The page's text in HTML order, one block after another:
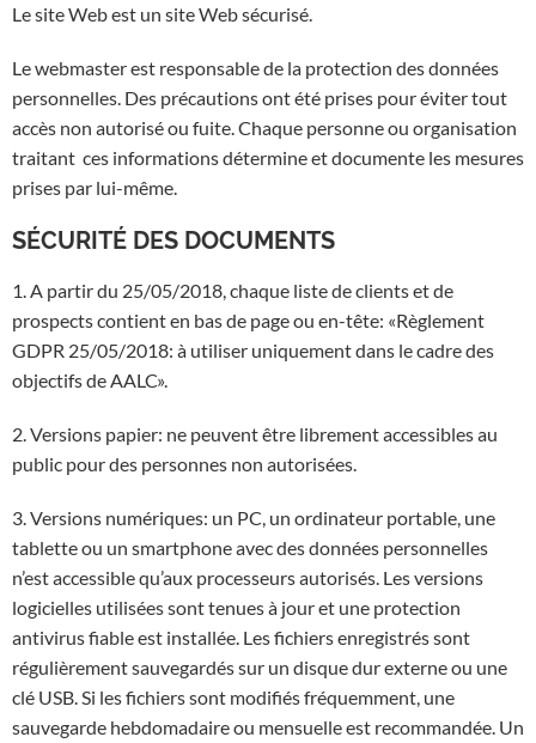
Le site Web est un site Web sécurisé.
Le webmaster est responsable de la protection des données
personnelles. Des précautions ont été prises pour éviter tout
accès non autorisé ou fuite. Chaque personne ou organisation
traitant ces informations détermine et documente les mesures
prises par lui-même.
SÉCURITÉ DES DOCUMENTS
1. A partir du 25/05/2018, chaque liste de clients et de
prospects contient en bas de page ou en-tête: «Règlement
GDPR 25/05/2018: à utiliser uniquement dans le cadre des
objectifs de AALC».
2. Versions papier: ne peuvent être librement accessibles au
public pour des personnes non autorisées.
3. Versions numériques: un PC, un ordinateur portable, une
tablette ou un smartphone avec des données personnelles
n’est accessible qu’aux processeurs autorisés. Les versions
logicielles utilisées sont tenues à jour et une protection
antivirus fiable est installée. Les fichiers enregistrés sont
régulièrement sauvegardés sur un disque dur externe ou une
clé USB. Si les fichiers sont modifiés fréquemment, une
sauvegarde hebdomadaire ou mensuelle est recommandée. Un